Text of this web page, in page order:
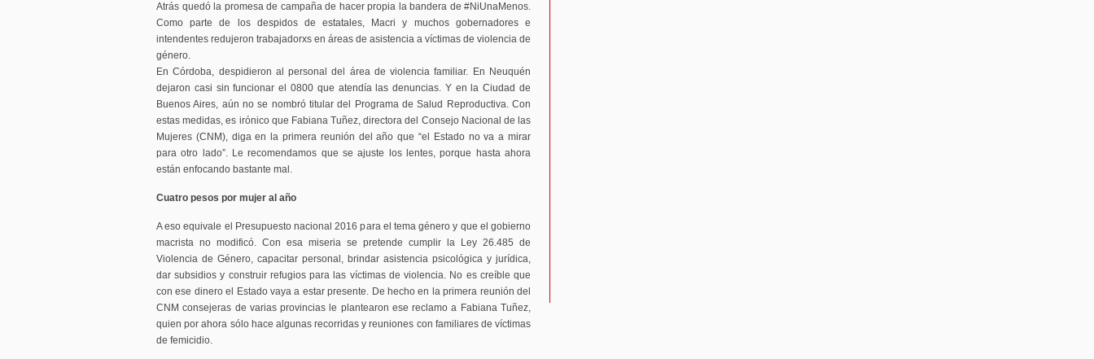
Atrás quedó la promesa de campaña de hacer propia la bandera de #NiUnaMenos.
Como parte de los despidos de estatales, Macri y muchos gobernadores e
intendentes redujeron trabajadorxs en áreas de asistencia a víctimas de violencia de
género.
En Córdoba, despidieron al personal del área de violencia familiar. En Neuquén
dejaron casi sin funcionar el 0800 que atendía las denuncias. Y en la Ciudad de
Buenos Aires, aún no se nombró titular del Programa de Salud Reproductiva. Con
estas medidas, es irónico que Fabiana Tuñez, directora del Consejo Nacional de las
Mujeres (CNM), diga en la primera reunión del año que “el Estado no va a mirar
para otro lado”. Le recomendamos que se ajuste los lentes, porque hasta ahora
están enfocando bastante mal.
Cuatro pesos por mujer al año
A eso equivale el Presupuesto nacional 2016 para el tema género y que el gobierno
macrista no modificó. Con esa miseria se pretende cumplir la Ley 26.485 de
Violencia de Género, capacitar personal, brindar asistencia psicológica y jurídica,
dar subsidios y construir refugios para las víctimas de violencia. No es creíble que
con ese dinero el Estado vaya a estar presente. De hecho en la primera reunión del
CNM consejeras de varias provincias le plantearon ese reclamo a Fabiana Tuñez,
quien por ahora sólo hace algunas recorridas y reuniones con familiares de víctimas
de femicidio.